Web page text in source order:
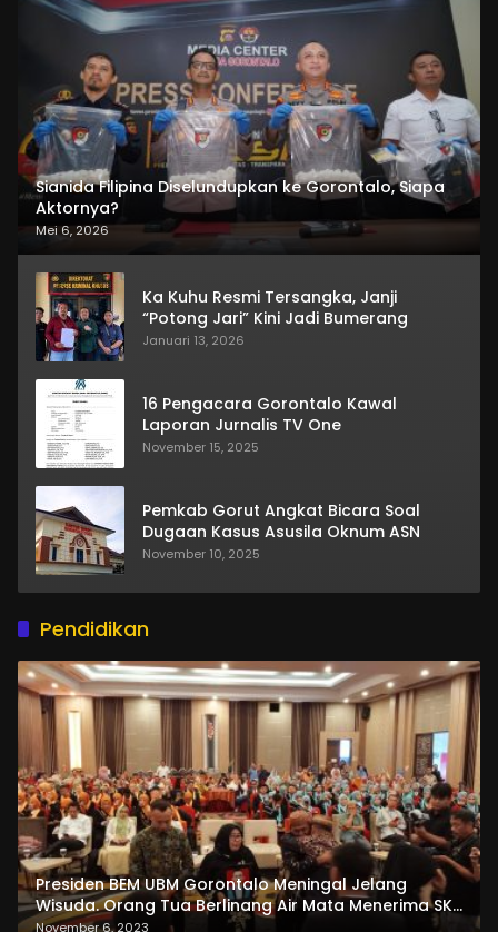
Sianida Filipina Diselundupkan ke Gorontalo, Siapa
Aktornya?
Mei 6, 2026
Ka Kuhu Resmi Tersangka, Janji
“Potong Jari” Kini Jadi Bumerang
Januari 13, 2026
16 Pengacara Gorontalo Kawal
Laporan Jurnalis TV One
November 15, 2025
Pemkab Gorut Angkat Bicara Soal
Dugaan Kasus Asusila Oknum ASN
November 10, 2025
Pendidikan
Presiden BEM UBM Gorontalo Meningal Jelang
Wisuda. Orang Tua Berlinang Air Mata Menerima SKL
dan Pemasangan Salempang
November 6, 2023